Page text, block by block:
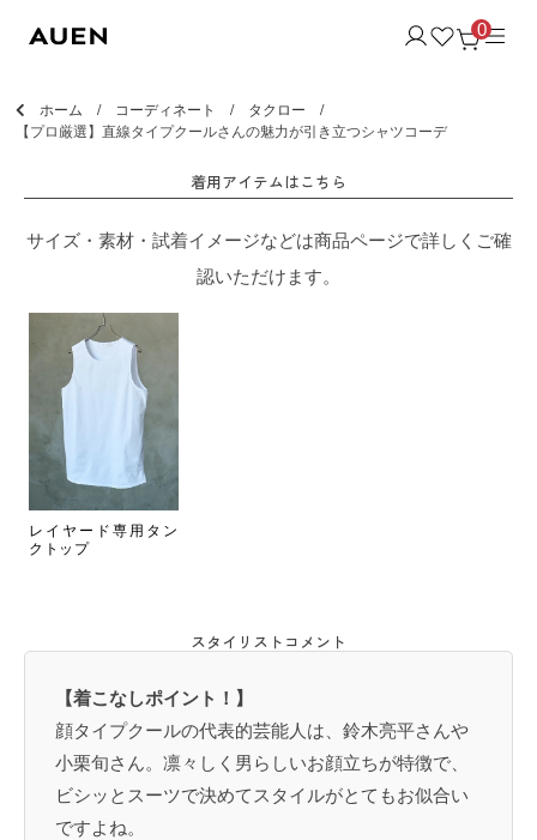
0
ホーム コーディネート
タクロー
【プロ厳選】直線タイプクールさんの魅力が引き立つシャツコーデ
着用アイテムはこちら
サイズ・素材・試着イメージなどは商品ページで詳しくご確
認いただけます。
レイヤード専用タン
クトップ
スタイリストコメント
【着こなしポイント！】
顔タイプクールの代表的芸能人は、鈴木亮平さんや
小栗旬さん。凛々しく男らしいお顔立ちが特徴で、
ビシッとスーツで決めてスタイルがとてもお似合い
ですよね。